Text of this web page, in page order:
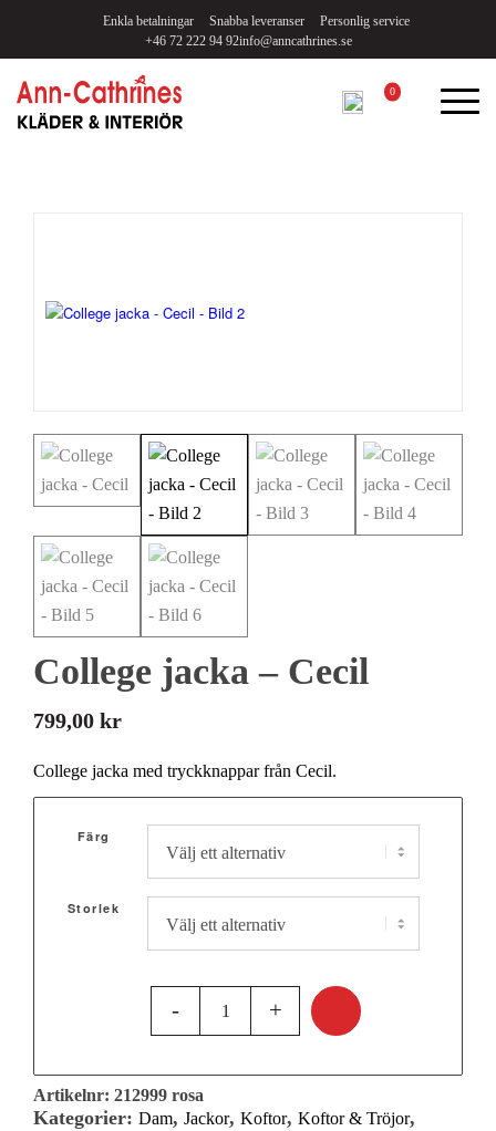
+46 72 222 94 92
Enkla betalningar Snabba leveranser
Personlig service
info@anncathrines.se
0
College jacka – Cecil
799,00 kr
College jacka med tryckknappar från Cecil.
Färg
Storlek
Artikelnr: 212999 rosa
Kategorier: Dam, Jackor, Koftor, Koftor & Tröjor,